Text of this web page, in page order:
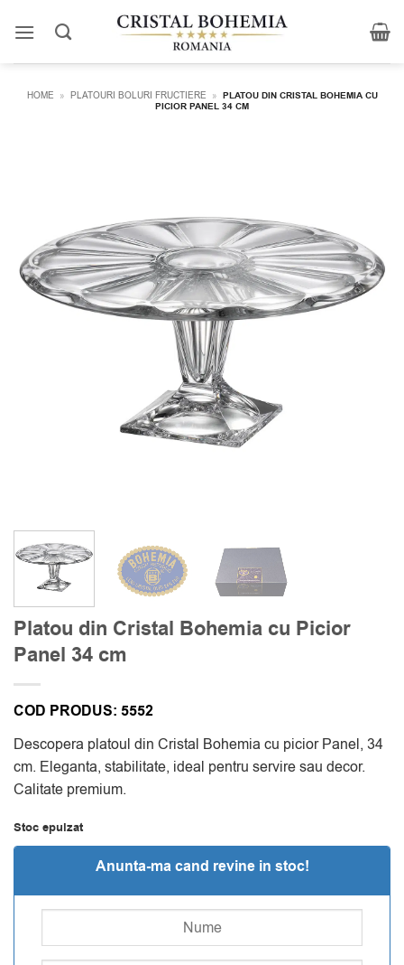
HOME » PLATOURI BOLURI FRUCTIERE » PLATOU DIN CRISTAL BOHEMIA CU
PICIOR PANEL 34 CM
Platou din Cristal Bohemia cu Picior
Panel 34 cm
COD PRODUS: 5552
Descopera platoul din Cristal Bohemia cu picior Panel, 34
cm. Eleganta, stabilitate, ideal pentru servire sau decor.
Calitate premium.
Stoc epuizat
Anunta-ma cand revine in stoc!